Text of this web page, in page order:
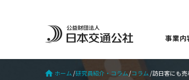
事業内
ホーム 研究員紹介・コラム コラム 訪日客にも